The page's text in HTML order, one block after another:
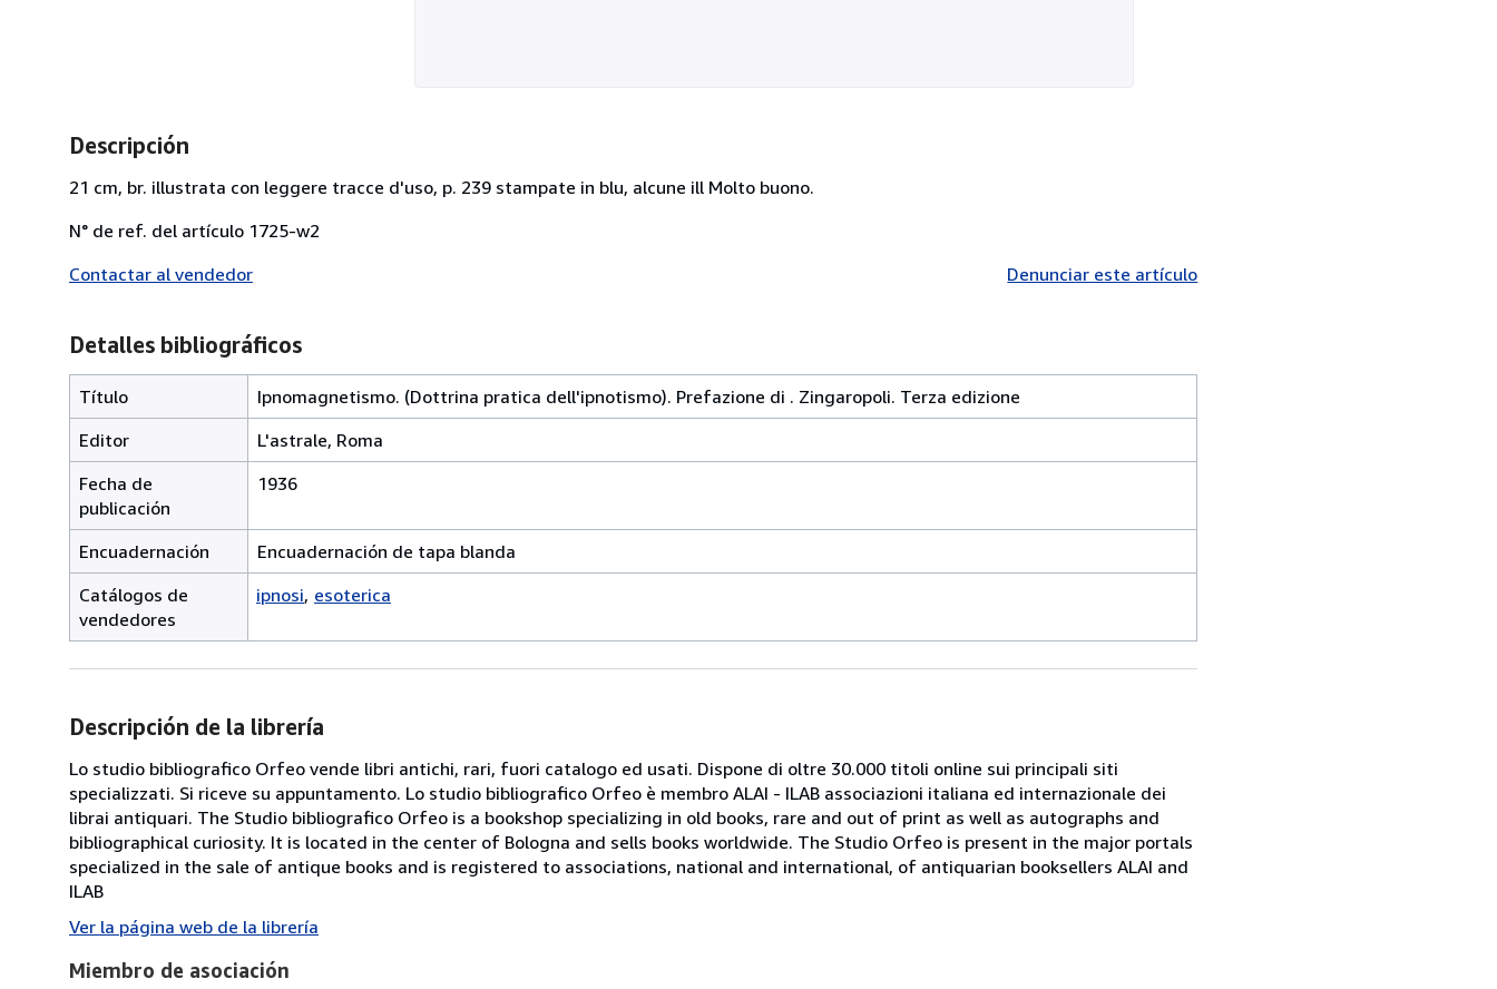
Descripción
21 cm, br. illustrata con leggere tracce d'uso, p. 239 stampate in blu, alcune ill Molto buono.
N° de ref. del artículo 1725-w2
Contactar al vendedor
Denunciar este artículo
Detalles bibliográficos
Título
Ipnomagnetismo. (Dottrina pratica dell'ipnotismo). Prefazione di . Zingaropoli. Terza edizione
Editor
L'astrale, Roma
Fecha de
publicación
1936
Encuadernación
Encuadernación de tapa blanda
Catálogos de
vendedores
ipnosi esoterica
Descripción de la librería
Lo studio bibliografico Orfeo vende libri antichi, rari, fuori catalogo ed usati. Dispone di oltre 30.000 titoli online sui principali siti
specializzati. Si riceve su appuntamento. Lo studio bibliografico Orfeo è membro ALAI - ILAB associazioni italiana ed internazionale dei
librai antiquari. The Studio bibliografico Orfeo is a bookshop specializing in old books, rare and out of print as well as autographs and
bibliographical curiosity. It is located in the center of Bologna and sells books worldwide. The Studio Orfeo is present in the major portals
specialized in the sale of antique books and is registered to associations, national and international, of antiquarian booksellers ALAI and
ILAB
Ver la página web de la librería
Miembro de asociación